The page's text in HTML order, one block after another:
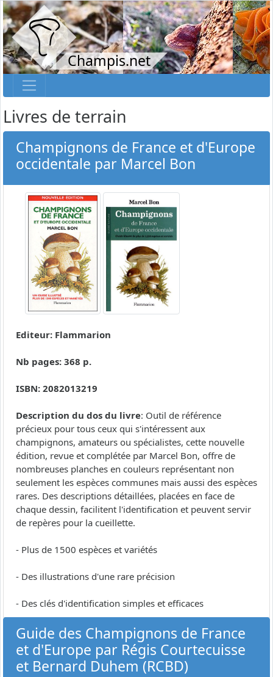
Champis.net
Livres de terrain
Champignons de France et d'Europe
occidentale par Marcel Bon
Editeur: Flammarion
Nb pages: 368 p.
ISBN: 2082013219
Description du dos du livre: Outil de référence
précieux pour tous ceux qui s'intéressent aux
champignons, amateurs ou spécialistes, cette nouvelle
édition, revue et complétée par Marcel Bon, offre de
nombreuses planches en couleurs représentant non
seulement les espèces communes mais aussi des espèces
rares. Des descriptions détaillées, placées en face de
chaque dessin, facilitent l'identification et peuvent servir
de repères pour la cueillette.
- Plus de 1500 espèces et variétés
- Des illustrations d'une rare précision
- Des clés d'identification simples et efficaces
Guide des Champignons de France
et d'Europe par Régis Courtecuisse
et Bernard Duhem (RCBD)